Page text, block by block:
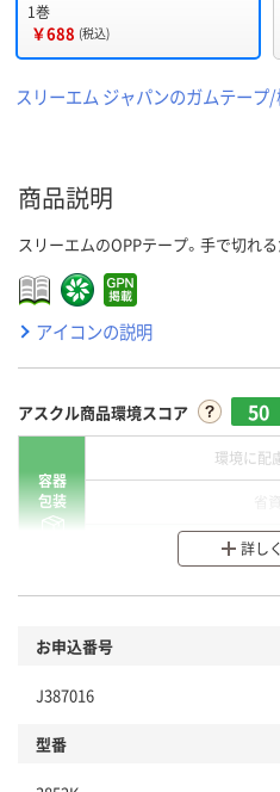
1巻
￥688 (税込)
スリーエム ジャパンのガムテープ
商品説明
スリーエムのOPPテープ。手で切れ
アイコンの説明
アスクル商品環境スコア 50
容器
包装
環境に配
分別・リサ
本体
詳し
お申込番号
J387016
型番